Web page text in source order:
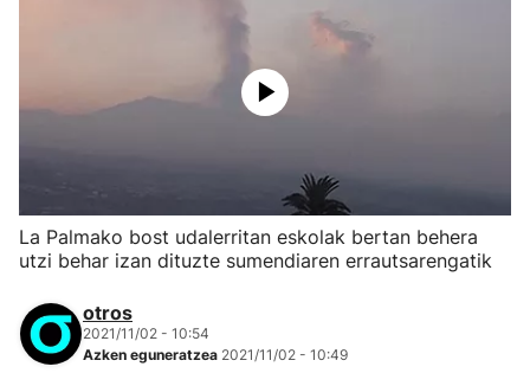
La Palmako bost udalerritan eskolak bertan behera
utzi behar izan dituzte sumendiaren errautsarengatik
otros
2021/11/02 - 10:54
Azken eguneratzea 2021/11/02 - 10:49